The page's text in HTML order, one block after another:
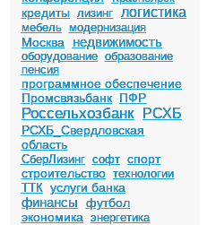
кредиты лизинг логистика
мебель модернизация
Москва недвижимость
оборудование образование
пенсия
программное обеспечение
Промсвязьбанк ПФР
Россельхозбанк РСХБ
РСХБ_Свердловская
область
СберЛизинг софт спорт
строительство технологии
ТТК услуги банка
финансы
футбол
экономика
энергетика